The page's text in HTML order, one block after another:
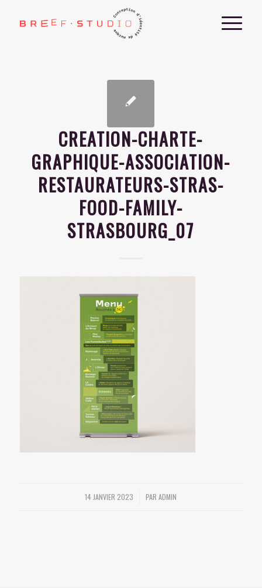
CREATION-CHARTE-
GRAPHIQUE-ASSOCIATION-
RESTAURATEURS-STRAS-
FOOD-FAMILY-
STRASBOURG_07
14 JANVIER 2023
/ PARADMIN